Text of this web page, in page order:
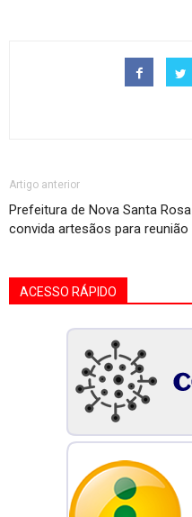
Artigo anterior
Prefeitura de Nova Santa Rosa
convida artesãos para reunião
ACESSO RÁPIDO